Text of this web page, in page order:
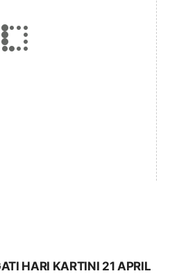
HARI KARTINI 21 APRIL